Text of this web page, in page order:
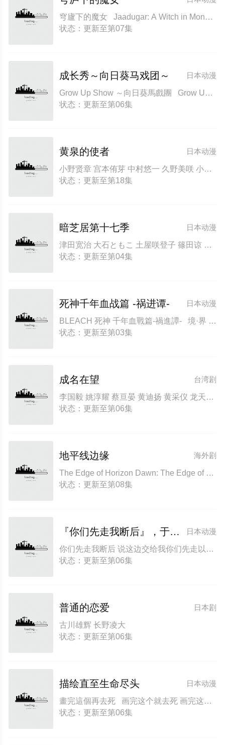
穹廬下的魔女 Jaadugar: A Witch in Mongolia
状态：更新至第07集
日本动漫
成长秀～向日葵马戏团～
Grow Up Show ～向日葵馬戲團 Grow Up Show～向日葵马戏团～
状态：更新至第06集
日本动漫
黄泉的使者
小野贤章 宫本侑芽 中村悠一 久野美咲 小山力也 本田贵子 岛袋美由利 诹访部顺一
状态：更新至第18集
日本动漫
暗芝居第十七季
津田宽治 大石ともこ 土屋咲登子 篠田谅 白川礼 新纳敏正 三宅美羽 中村朱里 山根馅 五郎丸莉菜 花谷聪亮 拓也 翔司
状态：更新至第04集
日本动漫
死神千年血战篇 -祸进谭-
BLEACH 死神 千年血戰篇-禍進譚- 境·界 新篇章 祸进谭篇 死神 Bleach 千年血战篇 第四季 Bleach: Thousand-Year Blood War - Part 4: The Calamity ブリーチ 千年血戦篇 Season 4
状态：更新至第03集
台湾剧
成名在望
李国毅 姚淳耀 蔡亘晏 黄迪扬 黄采仪 龙天翔 乔瑟夫 吴言凜 黄惟 朱匀甄 段钧豪
状态：更新至第06集
海外剧
地平线边缘
The Edge of Horizon Dawn: The Edge of Horizon Arun Rung 黎明:地平线的边缘 等待黎明破晓时
状态：更新至第08集
日本动漫
『你们先走我断后』，于是10年后我成为了传说
你们先走我断后 说这边交给我你们先走以后十年过去成了传说。 I Became a Legend after My 10 Year-Long Last Stand
状态：更新至第06集
日本剧
普通的恋爱
古川雄辉 长野凌大
状态：更新至第06集
日本动漫
描绘直至生命尽头
畫完這個再去死 画完这个就去死 画完这个再去死 Draw This Then Die!
状态：更新至第06集